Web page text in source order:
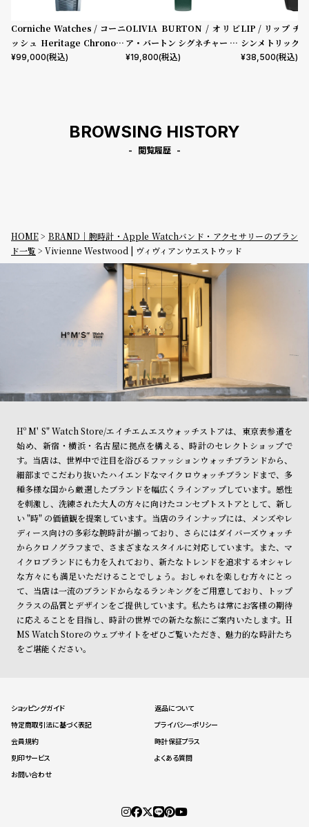
Corniche Watches / コーニ
ッシュ Heritage Chronogr
aph Visage ステンレス
¥99,000(税込)
OLIVIA BURTON / オリビ
ア・バートン シグネチャー 30
mm イラストレイテッド フロ
¥19,800(税込)
LIP / リップ チ
シンメトリック
ック型押しレザー
¥38,500(税込)
BROWSING HISTORY
閲覧履歴
HOME
BRAND｜腕時計・Apple Watchバンド・アクセサリーのブラン
ド一覧
Vivienne Westwood | ヴィヴィアンウエストウッド
Hº M' S" Watch Store/エイチエムエスウォッチストアは、東京表参道を
始め、新宿・横浜・名古屋に拠点を構える、時計のセレクトショップで
す。当店は、世界中で注目を浴びるファッションウォッチブランドから、
細部までこだわり抜いたハイエンドなマイクロウォッチブランドまで、多
種多様な国から厳選したブランドを幅広くラインアップしています。感性
を刺激し、洗練された大人の方々に向けたコンセプトストアとして、新し
い "時" の価値観を提案しています。当店のラインナップには、メンズやレ
ディース向けの多彩な腕時計が揃っており、さらにはダイバーズウォッチ
からクロノグラフまで、さまざまなスタイルに対応しています。また、マ
イクロブランドにも力を入れており、新たなトレンドを追求するオシャレ
な方々にも満足いただけることでしょう。おしゃれを楽しむ方々にとっ
て、当店は一流のブランドからなるランキングをご用意しており、トップ
クラスの品質とデザインをご提供しています。私たちは常にお客様の期待
に応えることを目指し、時計の世界での新たな旅にご案内いたします。H
MS Watch Storeのウェブサイトをぜひご覧いただき、魅力的な時計たち
をご堪能ください。
ショッピングガイド
返品について
特定商取引法に基づく表記
プライバシーポリシー
会員規約
時計保証プラス
刻印サービス
よくある質問
お問い合わせ